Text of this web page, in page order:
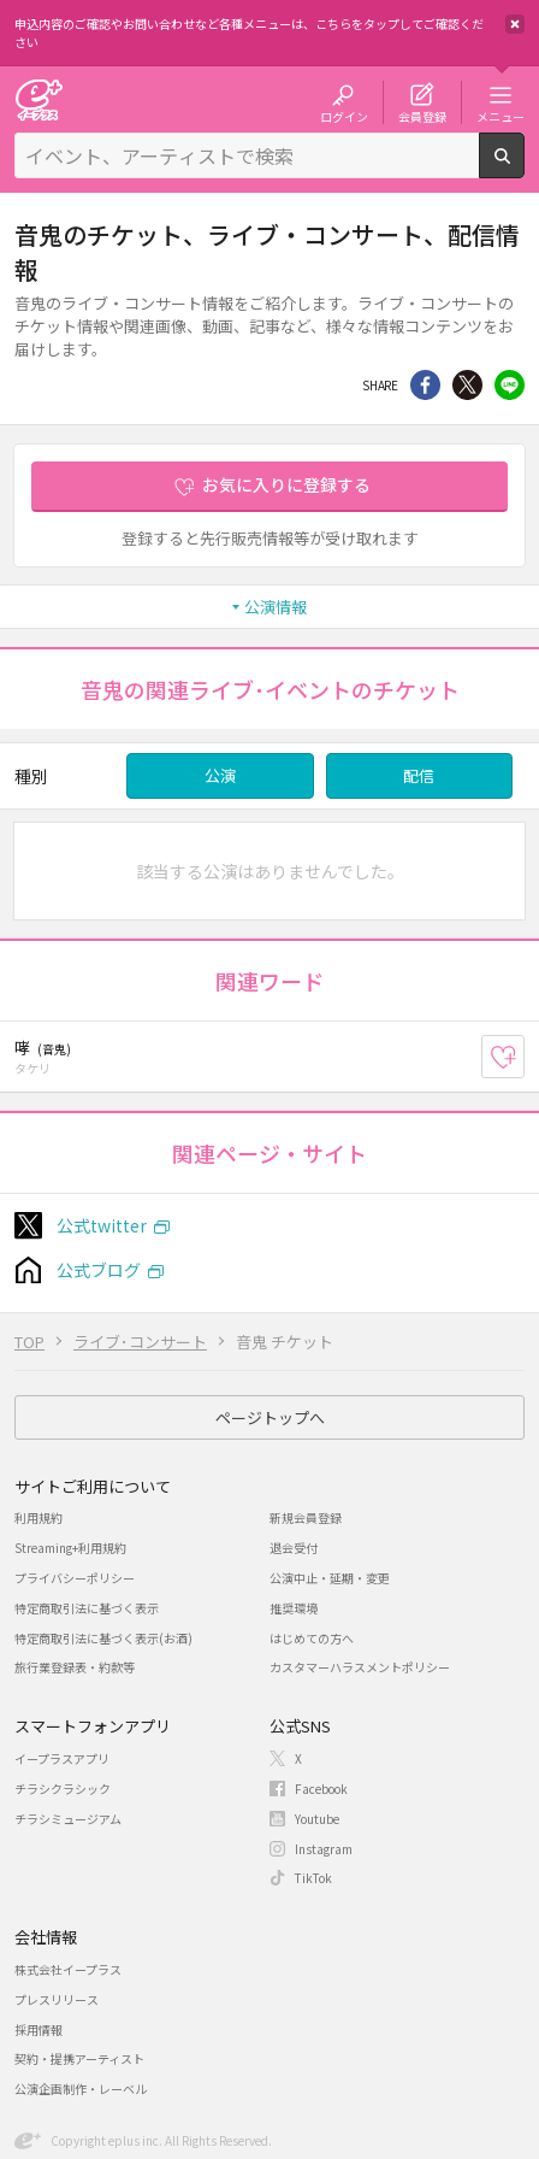
申込内容のご確認やお問い合わせなど各種メニューは、 こちらをタップしてご確認くだ
さい
ログイン 会員登録 メニュー
TOP ライブ･コンサート 音鬼 チケット
音鬼のチケット、ライブ・コンサート、配信情
報
音鬼のライブ・コンサート情報をご紹介します。ライブ・コンサートの
チケット情報や関連画像、動画、記事など、様々な情報コンテンツをお
届けします。
SHARE シェア Twitter
お気に入りに登録する
登録すると先行販売情報等が受け取れます
公演情報
音鬼の関連ライブ･イベントのチケット
種別 公演 配信
該当する公演はありませんでした。
関連ワード
哮 (音鬼)
タケリ
関連ページ・サイト
公式twitter
公式ブログ
ページトップへ
サイトご利用について
利用規約
Streaming+利用規約
プライバシーポリシー
特定商取引法に基づく表示
特定商取引法に基づく表示(お酒)
旅行業登録表・約款等
新規会員登録
退会受付
公演中止・延期・変更
推奨環境
はじめての方へ
カスタマーハラスメントポリシー
スマートフォンアプリ
イープラスアプリ
チラシクラシック
チラシミュージアム
公式SNS
X
Facebook
Youtube
Instagram
TikTok
会社情報
株式会社イープラス
プレスリリース
採用情報
契約・提携アーティスト
公演企画制作・レーベル
Copyright eplus inc. All Rights Reserved.